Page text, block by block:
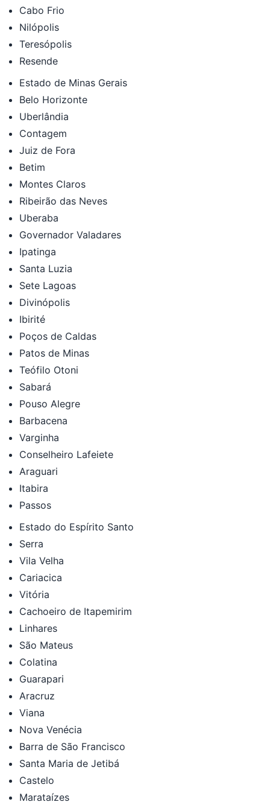
Cabo Frio
Nilópolis
Teresópolis
Resende
Estado de Minas Gerais
Belo Horizonte
Uberlândia
Contagem
Juiz de Fora
Betim
Montes Claros
Ribeirão das Neves
Uberaba
Governador Valadares
Ipatinga
Santa Luzia
Sete Lagoas
Divinópolis
Ibirité
Poços de Caldas
Patos de Minas
Teófilo Otoni
Sabará
Pouso Alegre
Barbacena
Varginha
Conselheiro Lafeiete
Araguari
Itabira
Passos
Estado do Espírito Santo
Serra
Vila Velha
Cariacica
Vitória
Cachoeiro de Itapemirim
Linhares
São Mateus
Colatina
Guarapari
Aracruz
Viana
Nova Venécia
Barra de São Francisco
Santa Maria de Jetibá
Castelo
Marataízes